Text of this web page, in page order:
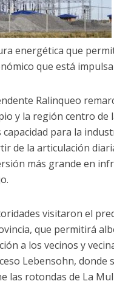
energética que
que está
Ralinqueo
y la región centro de
para la
de la articulación
más grande en
visitaron el
que permitirá
a los vecinos y
Lebensohn,
las rotondas de La